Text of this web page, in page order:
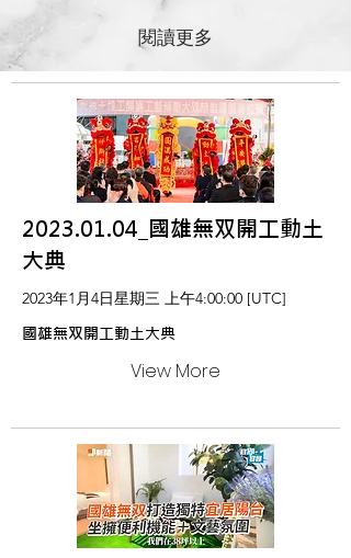
閱讀更多
2023.01.04_國雄無双開工動土
大典
2023年1月4日星期三 上午4:00:00 [UTC]
國雄無双開工動土大典
View More